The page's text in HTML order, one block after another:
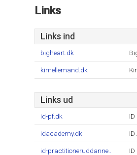
Links
Links ind
bigheart.dk
kimellemand.dk
Links ud
id-pf.dk
idacademy.dk
id-practitioneruddanne..